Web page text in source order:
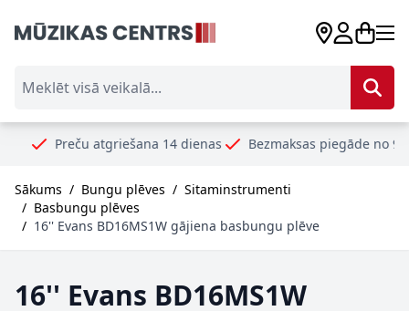
Preču atgriešana 14 dienas Bezmaksas piegāde no 99€
Sākums / Bungu plēves / Sitaminstrumenti
/ Basbungu plēves
/ 16'' Evans BD16MS1W gājiena basbungu plēve
16'' Evans BD16MS1W